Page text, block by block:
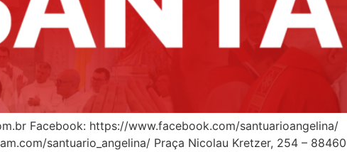
Facebook: https://www.facebook.com/santuarioangelina/
santuario_angelina/ Praça Nicolau Kretzer, 254 –